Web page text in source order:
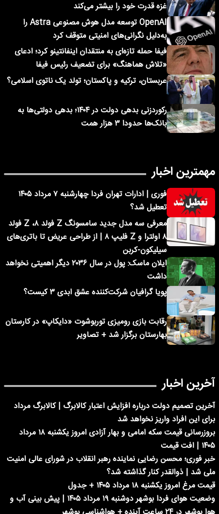
غزه قدرت خود را بیشتر می‌کند
OpenAI توسعه مدل هوش مصنوعی Astra را
به‌دلیل نگرانی‌های امنیتی متوقف کرد
فیفا حمله تازه‌ای به منتقدان اینفانتینو کرد؛ ادعای
«تلاش هماهنگ» برای تضعیف رئیس فیفا
عربستان، ترکیه و پاکستان؛ تولد یک ناتوی اسلامی؟
رکوردزنی بدهی دولت در ۱۴۰۴؛ بدهی دولتی‌ها به
بانک‌ها حدودا ۳ هزار همت
مهمترین اخبار
فوری | ادارات تهران فردا چهارشنبه ۷ مرداد ۱۴۰۵
تعطیل شد؟
معرفی سه مدل جدید سامسونگ Z فولد ۸، Z فولد
۸ اولترا و Z فلیپ ۸ | از طراحی عریض تا باتری‌های
سیلیکون-کربن
ایلان ماسک: پول در سال ۲۰۳۶ دیگر اهمیتی نخواهد
داشت
پویا گرافیان شرکت‌کننده عشق ابدی ۳ کیست؟
رقابت بازی رومیزی توربوشوت «دایکاپ» در کارستان
بهارستان برگزار شد + تصاویر
آخرین اخبار
آخرین تصمیم دولت درباره افزایش اعتبار کالابرگ | کالابرگ مرداد
برای این افراد واریز نخواهد شد
بروزرسانی قیمت سکه امامی و بهار آزادی امروز یکشنبه ۱۸ مرداد
۱۴۰۵ | افت قیمت
خبر فوری؛ محسن رضایی نماینده رهبر انقلاب در شورای عالی امنیت
ملی شد | ذوالقدر کنار گذاشته شد؟
قیمت مرغ امروز یکشنبه ۱۸ مرداد ۱۴۰۵ + جدول
وضعیت هوای فردا بوشهر دوشنبه ۱۹ مرداد ۱۴۰۵ | پیش بینی آب و